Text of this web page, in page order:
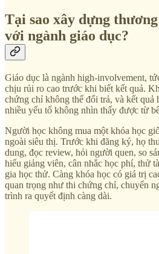
Tại sao xây dựng
với ngành giáo dục?
Giáo dục là ngành high-involvement,
chịu rủi ro cao trước khi biết kết quả.
chứng chỉ không thể đổi trả, và kết quả
nhiều yếu tố không nhìn thấy được từ
Người học không mua một khóa học
ngoài siêu thị. Trước khi đăng ký, họ
dung, đọc review, hỏi người quen, so
hiểu giảng viên, cân nhắc học phí, thử
gia học thử. Càng khóa học có giá trị
quan trọng như thi chứng chỉ, chuyển
trình ra quyết định càng dài.